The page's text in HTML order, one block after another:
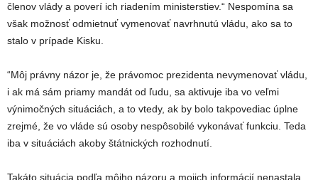
členov vlády a poverí ich riadením ministerstiev.“ Nespomína sa
však možnosť odmietnuť vymenovať navrhnutú vládu, ako sa to
stalo v prípade Kisku.
“Môj právny názor je, že právomoc prezidenta nevymenovať vládu,
i ak má sám priamy mandát od ľudu, sa aktivuje iba vo veľmi
výnimočných situáciách, a to vtedy, ak by bolo takpovediac úplne
zrejmé, že vo vláde sú osoby nespôsobilé vykonávať funkciu. Teda
iba v situáciách akoby štátnických rozhodnutí.
Takáto situácia podľa môjho názoru a mojich informácií nenastala.